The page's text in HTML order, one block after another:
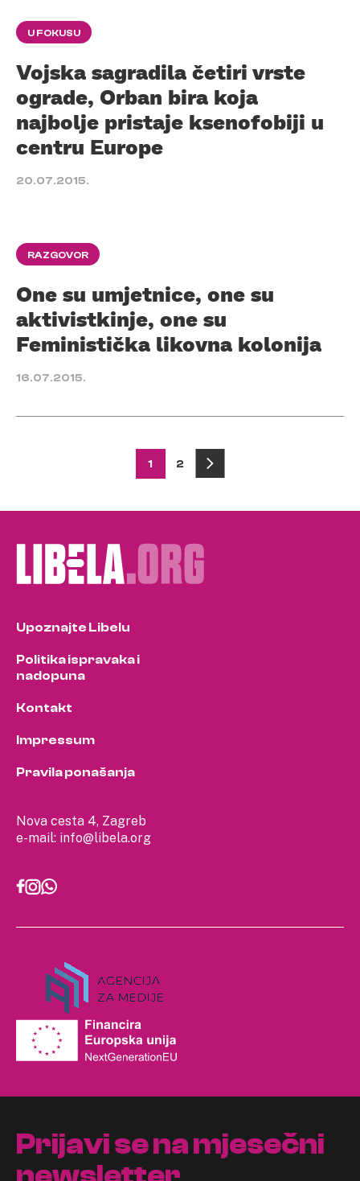
U FOKUSU
Vojska sagradila četiri vrste
ograde, Orban bira koja
najbolje pristaje ksenofobiji u
centru Europe
20.07.2015.
RAZGOVOR
One su umjetnice, one su
aktivistkinje, one su
Feministička likovna kolonija
16.07.2015.
pagination
1 2
Nova cesta 4, Zagreb
e-mail: info@libela.org
Upoznajte Libelu
Politika ispravaka i
nadopuna
Kontakt
Impressum
Pravila ponašanja
Prijavi se na mjesečni